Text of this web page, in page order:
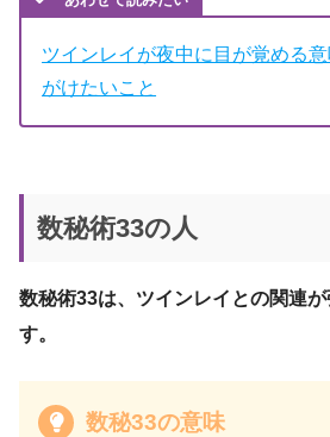
ツインレイが夜中に目が覚める
がけたいこと
数秘術33の人
数秘術33は、ツインレイとの関連
す。
数秘33の意味